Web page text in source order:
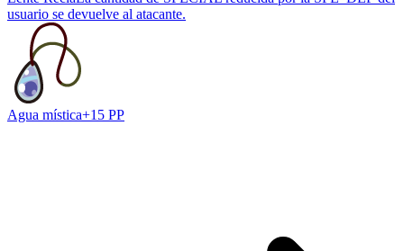
usuario se devuelve al atacante.
Agua mística+15 PP